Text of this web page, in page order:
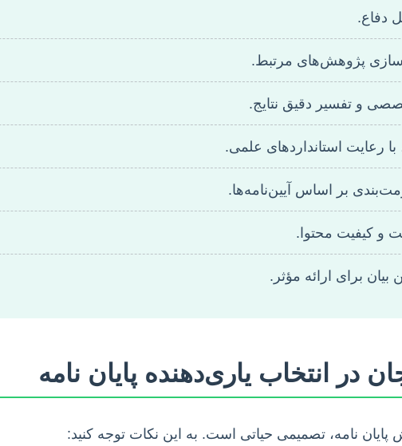
دفاع.
پژوهش‌های مرتبط.
و تفسیر دقیق نتایج.
با رعایت استانداردهای علمی.
بر اساس آیین‌نامه‌ها.
و کیفیت محتوا.
بیان برای ارائه مؤثر.
در انتخاب یاری‌دهنده پایان نامه
نامه، تصمیمی حیاتی است. به این نکات توجه کنید: